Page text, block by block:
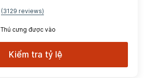
(3129 reviews)
Thú cưng được vào
Kiểm tra tỷ lệ